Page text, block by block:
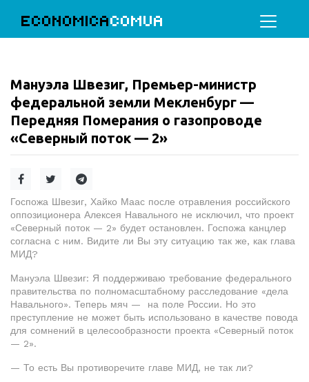
ECONOMICACOMUA
Мануэла Швезиг, Премьер-министр
федеральной земли Мекленбург —
Передняя Померания о газопроводе
«Северный поток — 2»
Госпожа Швезиг, Хайко Маас после отравления российского
оппозиционера Алексея Навального не исключил, что проект
«Северный поток — 2» будет остановлен. Госпожа канцлер
согласна с ним. Видите ли Вы эту ситуацию так же, как глава
МИД?
Мануэла Швезиг: Я поддерживаю требование федерального
правительства по полномасштабному расследование «дела
Навального». Теперь мяч — на поле России. Но это
преступление не может быть использовано в качестве повода
для сомнений в целесообразности проекта «Северный поток
— 2».
— То есть Вы противоречите главе МИД, не так ли?